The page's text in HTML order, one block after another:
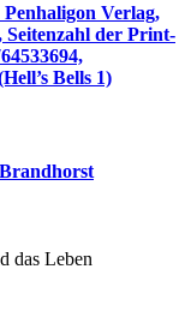
Verlag,
Seitenzahl der Print-
(Hell’s Bells 1)
das Leben